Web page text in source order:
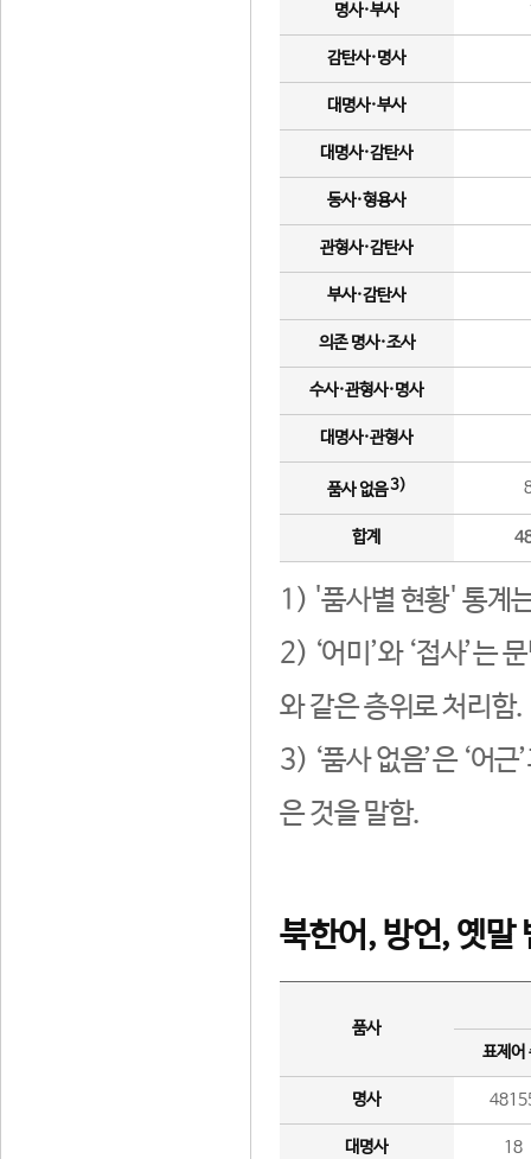
명사·부사
감탄사·명사
대명사·부사
대명사·감탄사
동사·형용사
관형사·감탄사
부사·감탄사
의존 명사·조사
수사·관형사·명사
대명사·관형사
품사 없음3)
합계
1) '품사별 현황' 통계
2) ‘어미’와 ‘접사’는
와 같은 층위로 처리함.
3) ‘품사 없음’은 ‘어
은 것을 말함.
북한어, 방언, 옛말
품사
표제어
명사
대명사 18